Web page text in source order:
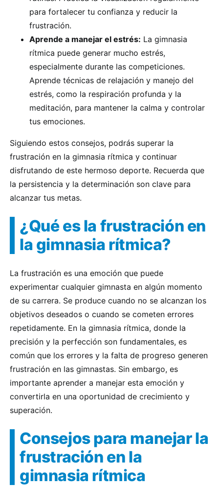
para fortalecer tu confianza y reducir la
frustración.
Aprende a manejar el estrés: La gimnasia
rítmica puede generar mucho estrés,
especialmente durante las competiciones.
Aprende técnicas de relajación y manejo del
estrés, como la respiración profunda y la
meditación, para mantener la calma y controlar
tus emociones.
Siguiendo estos consejos, podrás superar la
frustración en la gimnasia rítmica y continuar
disfrutando de este hermoso deporte. Recuerda que
la persistencia y la determinación son clave para
alcanzar tus metas.
¿Qué es la frustración en
la gimnasia rítmica?
La frustración es una emoción que puede
experimentar cualquier gimnasta en algún momento
de su carrera. Se produce cuando no se alcanzan los
objetivos deseados o cuando se cometen errores
repetidamente. En la gimnasia rítmica, donde la
precisión y la perfección son fundamentales, es
común que los errores y la falta de progreso generen
frustración en las gimnastas. Sin embargo, es
importante aprender a manejar esta emoción y
convertirla en una oportunidad de crecimiento y
superación.
Consejos para manejar la
frustración en la
gimnasia rítmica